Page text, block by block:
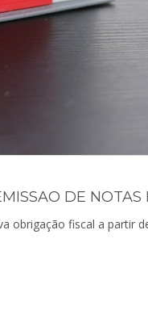
obrigação fiscal a partir